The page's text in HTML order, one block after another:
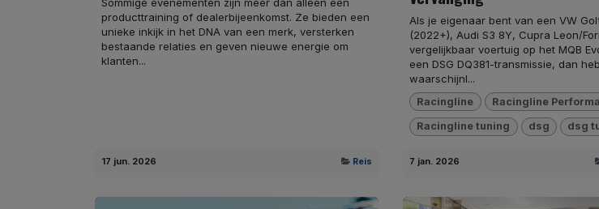
producttraining of dealerbijeenkomst. Ze bieden een
unieke inkijk in het DNA van een merk, versterken
bestaande relaties en geven nieuwe energie om
klanten...
17 jun. 2026 Reis
Als je eigenaar bent van een VW
(2022+), Audi S3 8Y, Cupra Leon/
vergelijkbaar voertuig op het MQB
een DSG DQ381-transmissie, dan
waarschijnl...
Racingline Racingline
Racingline tuning dsg dsg
7 jan. 2026